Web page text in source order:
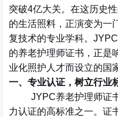
突破4亿大关。在这历史
的生活照料，正演变为一
复技术的专业学科。JYPC
的养老护理师证书，正是
业化照护人才而设立的国
一、专业认证，树立行业
JYPC养老护理师证
力认证的高标准之一。证